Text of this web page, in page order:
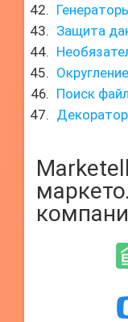
Защита
Поиск